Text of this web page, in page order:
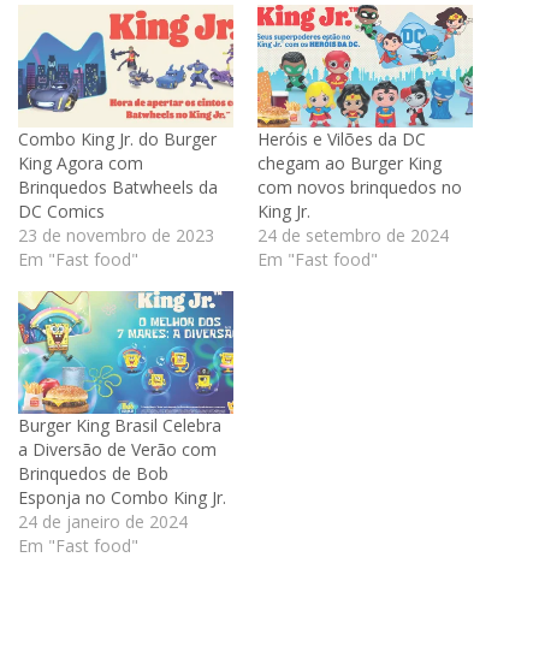
Combo King Jr. do Burger
King Agora com
Brinquedos Batwheels da
DC Comics
23 de novembro de 2023
Em "Fast food"
Heróis e Vilões da DC
chegam ao Burger King
com novos brinquedos no
King Jr.
24 de setembro de 2024
Em "Fast food"
Burger King Brasil Celebra
a Diversão de Verão com
Brinquedos de Bob
Esponja no Combo King Jr.
24 de janeiro de 2024
Em "Fast food"